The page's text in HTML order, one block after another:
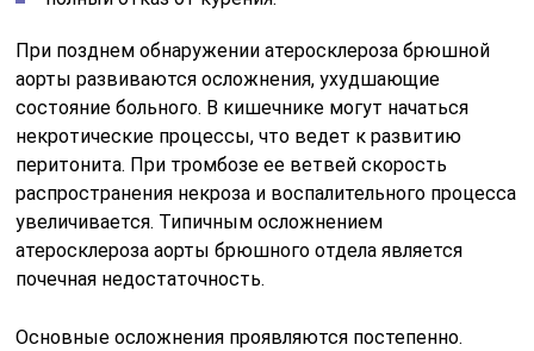
При позднем обнаружении атеросклероза брюшной
аорты развиваются осложнения, ухудшающие
состояние больного. В кишечнике могут начаться
некротические процессы, что ведет к развитию
перитонита. При тромбозе ее ветвей скорость
распространения некроза и воспалительного процесса
увеличивается. Типичным осложнением
атеросклероза аорты брюшного отдела является
почечная недостаточность.
Основные осложнения проявляются постепенно.